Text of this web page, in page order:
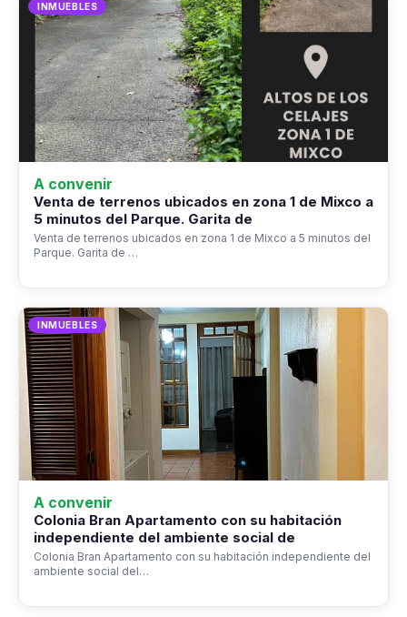
INMUEBLES
A convenir
Venta de terrenos ubicados en zona 1 de Mixco a
5 minutos del Parque. Garita de
Venta de terrenos ubicados en zona 1 de Mixco a 5 minutos del
Parque. Garita de …
INMUEBLES
A convenir
Colonia Bran Apartamento con su habitación
independiente del ambiente social de
Colonia Bran Apartamento con su habitación independiente del
ambiente social del…